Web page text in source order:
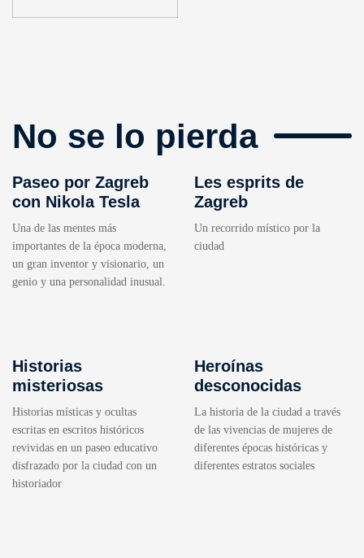
No se lo pierda
Paseo por Zagreb
con Nikola Tesla
Una de las mentes más
importantes de la época moderna,
un gran inventor y visionario, un
genio y una personalidad inusual.
Les esprits de
Zagreb
Un recorrido místico por la
ciudad
Historias
misteriosas
Historias místicas y ocultas
escritas en escritos históricos
revividas en un paseo educativo
disfrazado por la ciudad con un
historiador
Heroínas
desconocidas
La historia de la ciudad a través
de las vivencias de mujeres de
diferentes épocas históricas y
diferentes estratos sociales